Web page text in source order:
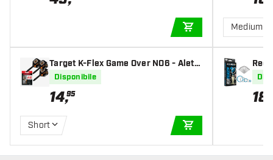
AGGIUNGI AL
Target K-Flex Game Over NO6 - Alett
e per Freccette
Disponibile
14,95
Short
Medium
Red
ngs
18